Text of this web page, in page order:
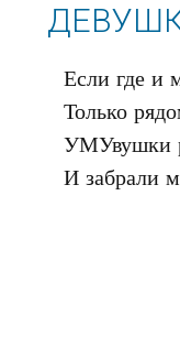
Если где и
Только
УМУвушки